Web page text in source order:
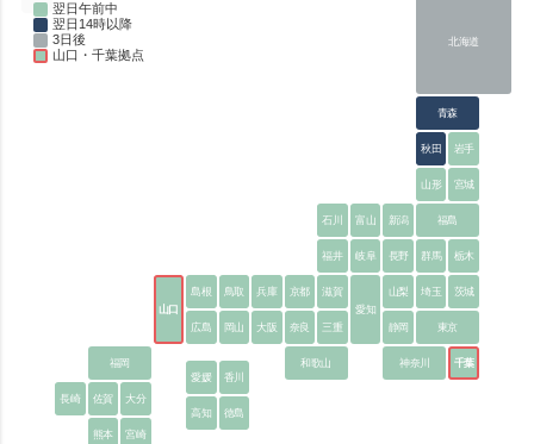
翌日午前中
翌日14時以降
3日後
山口・千葉拠点
北海道
青森
秋田 岩手
山形 宮城
石川 富山 新潟 福島
福井 岐阜 長野 群馬 栃木
山口
島根 鳥取 兵庫 京都
滋賀
愛知
山梨 埼玉 茨城
広島 岡山 大阪 奈良 三重 東京
福岡
愛媛
香川
和歌山
静岡
神奈川 千葉
長崎 佐賀
大分
高知
徳島
熊本
宮崎